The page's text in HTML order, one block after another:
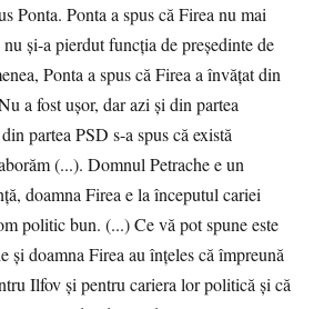
Ponta. Ponta a spus că Firea nu mai
şi-a pierdut funcţia de preşedinte de
Ponta a spus că Firea a învăţat din
a fost uşor, dar azi şi din partea
partea PSD s-a spus că există
(...). Domnul Petrache e un
doamna Firea e la începutul cariei
politic bun. (...) Ce vă pot spune este
şi doamna Firea au înţeles că împreună
Ilfov şi pentru cariera lor politică şi că